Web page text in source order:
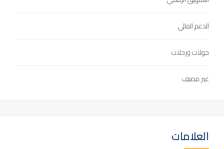
الدعم المالي
جولات ورحلات
غير مصنف
العلامات